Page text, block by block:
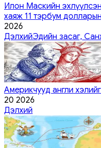
Илон Маскийн
хаяж 11 тэрбум
2026
ДэлхийЭдийн засаг,
Америкчууд англи
20 2026
Дэлхий